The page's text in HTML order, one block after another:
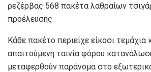
ρεζέρβας 568 πακέτα λαθραίων
προέλευσης.
Κάθε πακέτο περιείχε είκοσι τεμάχια
απαιτούμενη ταινία φόρου
μεταφερθούν παράνομα στο